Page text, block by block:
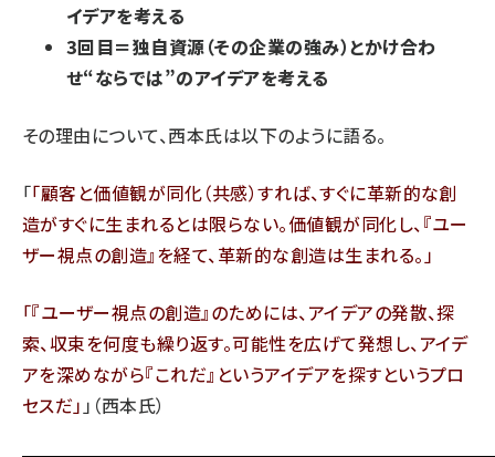
イデアを考える
3回目＝独自資源（その企業の強み）とかけ合わ
せ“ならでは”のアイデアを考える
その理由について、西本氏は以下のように語る。
「 顧客と価値観が同化（共感）すれば、すぐに革新的な創
造がすぐに生まれるとは限らない。価値観が同化し、『ユー
ザー視点の創造』を経て、革新的な創造は生まれる。
『ユーザー視点の創造』のためには、アイデアの発散、探
索、収束を何度も繰り返す。可能性を広げて発想し、アイデ
アを深めながら『これだ』というアイデアを探すというプロ
セスだ 」（西本氏）